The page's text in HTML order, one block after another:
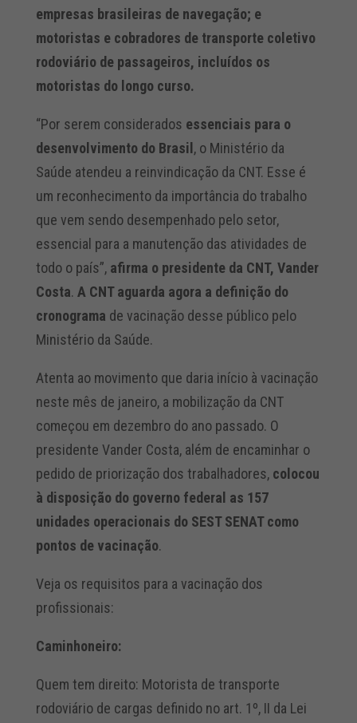
empresas brasileiras de navegação; e
motoristas e cobradores de transporte coletivo
rodoviário de passageiros, incluídos os
motoristas do longo curso.
“Por serem considerados essenciais para o
desenvolvimento do Brasil , o Ministério da
Saúde atendeu a reinvindicação da CNT. Esse é
um reconhecimento da importância do trabalho
que vem sendo desempenhado pelo setor,
essencial para a manutenção das atividades de
todo o país”, afirma o presidente da CNT, Vander
Costa. A CNT aguarda agora a definição do
cronograma de vacinação desse público pelo
Ministério da Saúde.
Atenta ao movimento que daria início à vacinação
neste mês de janeiro, a mobilização da CNT
começou em dezembro do ano passado. O
presidente Vander Costa, além de encaminhar o
pedido de priorização dos trabalhadores, colocou
à disposição do governo federal as 157
unidades operacionais do SEST SENAT como
pontos de vacinação.
Veja os requisitos para a vacinação dos
profissionais:
Caminhoneiro:
Quem tem direito: Motorista de transporte
rodoviário de cargas definido no art. 1º, II da Lei